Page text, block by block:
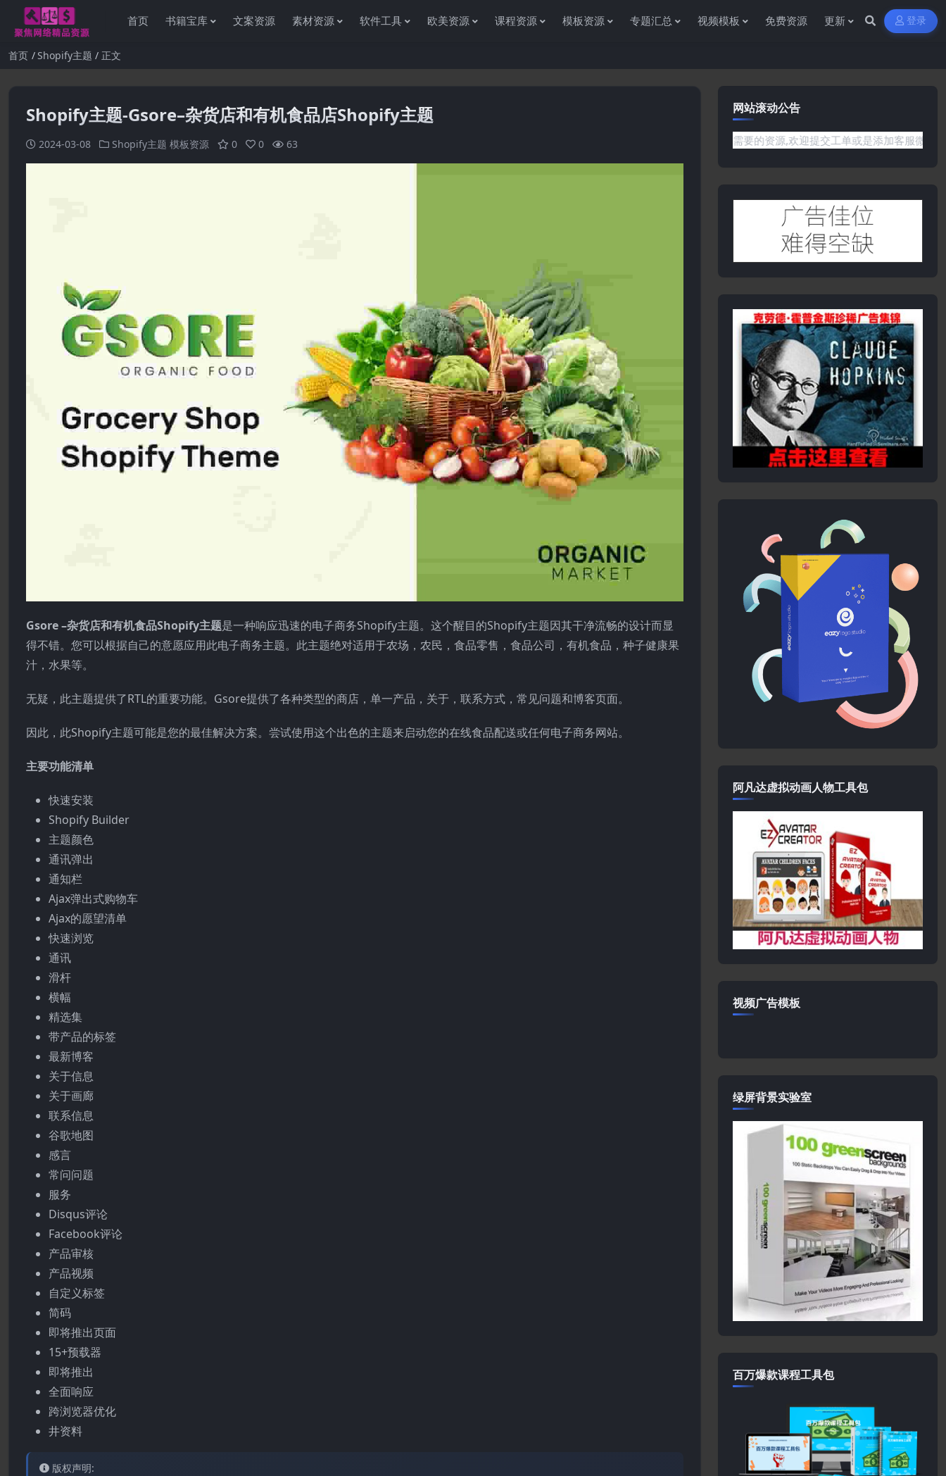
首页 书籍宝库 文案资源 素材资源 软件工具 欧美资源 课程资源 模板资源 专题汇总 视频模板 免费资源 更新 登录
首页 Shopify主题 正文
Shopify主题-Gsore–杂货店和有机食品店Shopify主题
2024-03-08 Shopify主题 模板资源 0 0 63
Gsore –杂货店和有机食品Shopify主题是一种响应迅速的电子商务Shopify主题。这个醒目的Shopify主题因其干净流畅的设计而显
得不错。您可以根据自己的意愿应用此电子商务主题。此主题绝对适用于农场，农民，食品零售，食品公司，有机食品，种子健康果
汁，水果等。
无疑，此主题提供了RTL的重要功能。Gsore提供了各种类型的商店，单一产品，关于，联系方式，常见问题和博客页面。
因此，此Shopify主题可能是您的最佳解决方案。尝试使用这个出色的主题来启动您的在线食品配送或任何电子商务网站。
主要功能清单
快速安装
Shopify Builder
主题颜色
通讯弹出
通知栏
Ajax弹出式购物车
Ajax的愿望清单
快速浏览
通讯
滑杆
横幅
精选集
带产品的标签
最新博客
关于信息
关于画廊
联系信息
谷歌地图
感言
常问问题
服务
Disqus评论
Facebook评论
产品审核
产品视频
自定义标签
简码
即将推出页面
15+预载器
即将推出
全面响应
跨浏览器优化
井资料
版权声明:
网站滚动公告
感谢您访问资源杂货铺获取各种信息资源!如果遇到任何问题或是网站没有你需要的资源,欢迎提交工单或是添加客服微信:ywb386
阿凡达虚拟动画人物工具包
视频广告模板
绿屏背景实验室
百万爆款课程工具包